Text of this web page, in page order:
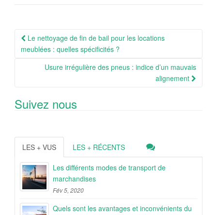
Navigation
Article
Le nettoyage de fin de bail pour les locations
meublées : quelles spécificités ?
Usure irrégulière des pneus : indice d’un mauvais
alignement
Suivez nous
LES + VUS LES + RÉCENTS
Les différents modes de transport de
marchandises
Fév 5, 2020
Quels sont les avantages et inconvénients du